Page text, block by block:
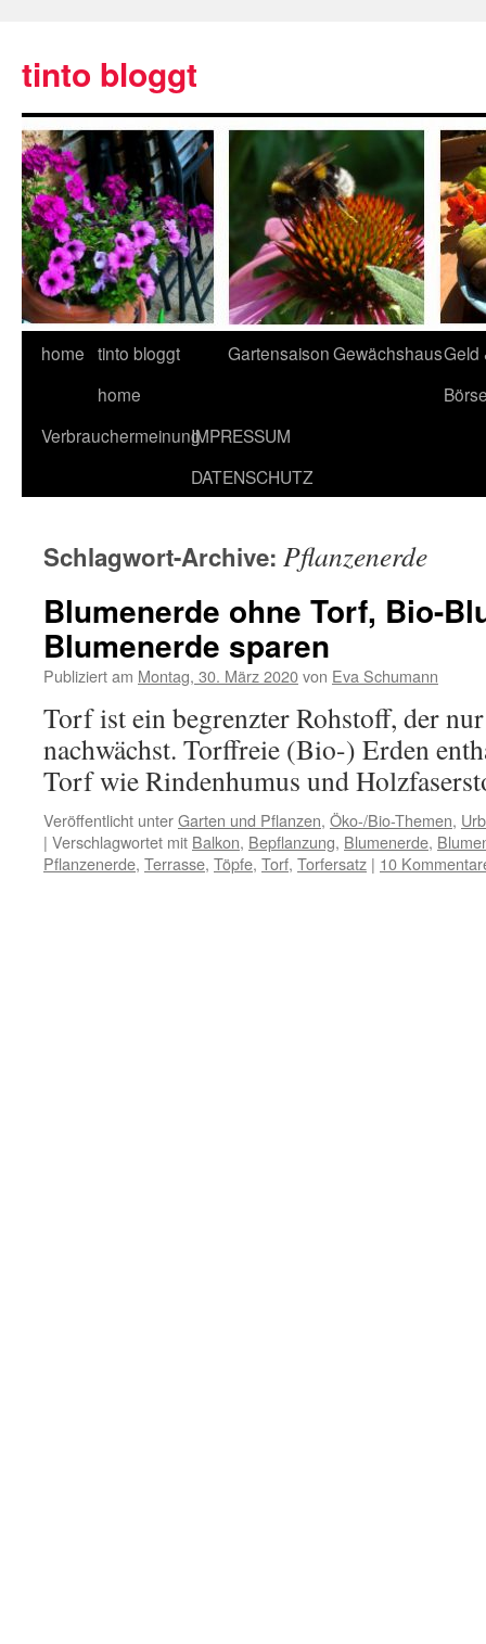
tinto bloggt
home tinto bloggt
home
GartensaisonGewächshausGeld
VerbrauchermeinungIMPRESSUM
DATENSCHUTZ
Schlagwort-Archive: Pflanzenerde
Blumenerde ohne Torf, Bio-
Blumenerde sparen
Publiziert am Montag, 30. März 2020von Eva Schumann
Torf ist ein begrenzter Rohstoff, der
nachwächst. Torffreie (Bio-) Erden
Torf wie Rindenhumus und
Veröffentlicht unterGarten und Pflanzen, Öko-/Bio-Themen,
| Verschlagwortet mit Balkon, Bepflanzung, Blumenerde,
Pflanzenerde, Terrasse, Töpfe, Torf, Torfersatz | 10